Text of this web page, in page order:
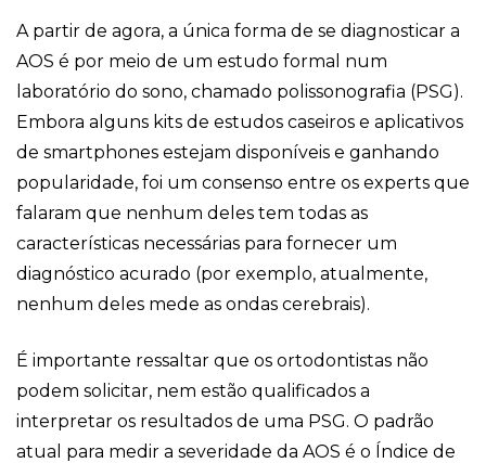
A partir de agora, a única forma de se diagnosticar a
AOS é por meio de um estudo formal num
laboratório do sono, chamado polissonografia (PSG).
Embora alguns kits de estudos caseiros e aplicativos
de smartphones estejam disponíveis e ganhando
popularidade, foi um consenso entre os experts que
falaram que nenhum deles tem todas as
características necessárias para fornecer um
diagnóstico acurado (por exemplo, atualmente,
nenhum deles mede as ondas cerebrais).
É importante ressaltar que os ortodontistas não
podem solicitar, nem estão qualificados a
interpretar os resultados de uma PSG. O padrão
atual para medir a severidade da AOS é o Índice de